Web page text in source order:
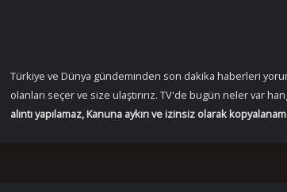
Türkiye ve Dünya gündeminden son dakika haberleri
olanları seçer ve size ulaştırırız. TV'de bugün neler var
alıntı yapılamaz, Kanuna aykırı ve izinsiz olarak